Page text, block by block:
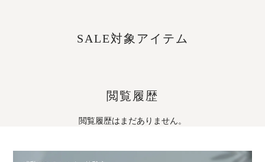
SALE対象アイテム
閲覧履歴
閲覧履歴はまだありません。